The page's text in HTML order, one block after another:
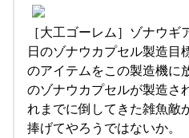
［大工ゴーレム］ゾナウ
日のゾナウカプセル製造目
のアイテムをこの製造機に
のゾナウカプセルが製造さ
れまでに倒してきた雑魚敵
捧げてやろうではないか。